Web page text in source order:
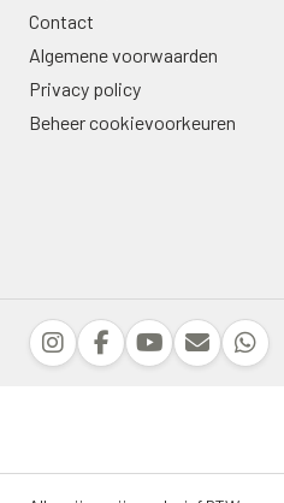
Contact
Algemene voorwaarden
Privacy policy
Beheer cookievoorkeuren